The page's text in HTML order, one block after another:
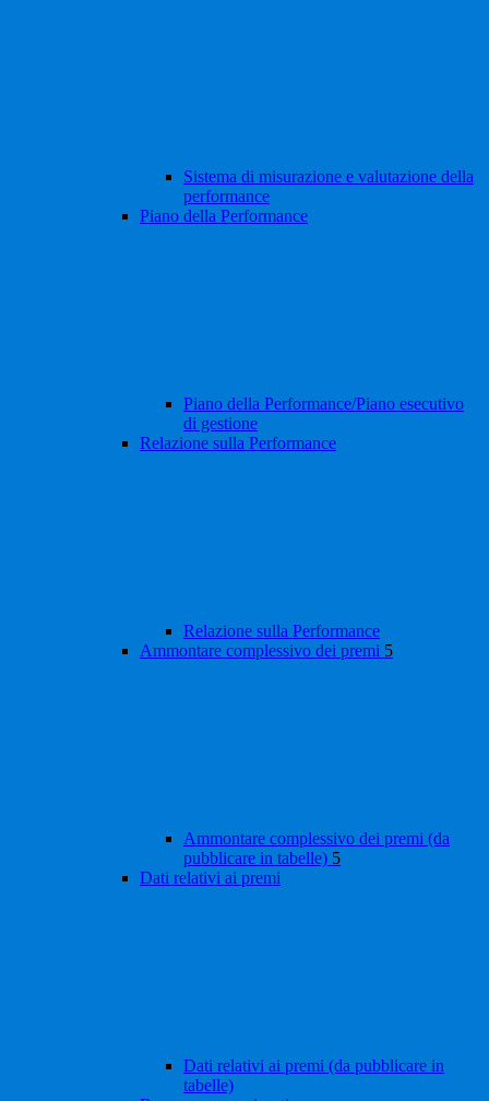
Sistema di misurazione e valutazione della
performance
Piano della Performance
Piano della Performance/Piano esecutivo
di gestione
Relazione sulla Performance
Relazione sulla Performance
Ammontare complessivo dei premi 5
Ammontare complessivo dei premi (da
pubblicare in tabelle) 5
Dati relativi ai premi
Dati relativi ai premi (da pubblicare in
tabelle)